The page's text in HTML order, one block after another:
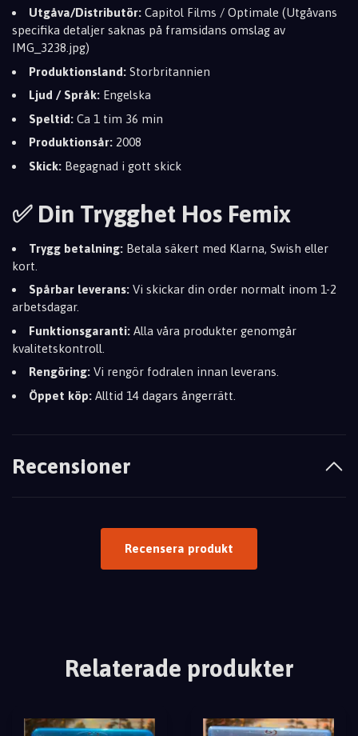
Utgåva/Distributör: Capitol Films / Optimale (Utgåvans
specifika detaljer saknas på framsidans omslag av
IMG_3238.jpg)
Produktionsland: Storbritannien
Ljud / Språk: Engelska
Speltid: Ca 1 tim 36 min
Produktionsår: 2008
Skick: Begagnad i gott skick
✅ Din Trygghet Hos Femix
Trygg betalning: Betala säkert med Klarna, Swish eller
kort.
Spårbar leverans: Vi skickar din order normalt inom 1-2
arbetsdagar.
Funktionsgaranti: Alla våra produkter genomgår
kvalitetskontroll.
Rengöring: Vi rengör fodralen innan leverans.
Öppet köp: Alltid 14 dagars ångerrätt.
Recensioner
Recensera produkt
Relaterade produkter